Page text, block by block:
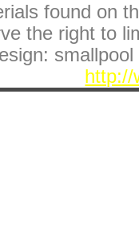
found on
the right to
http://